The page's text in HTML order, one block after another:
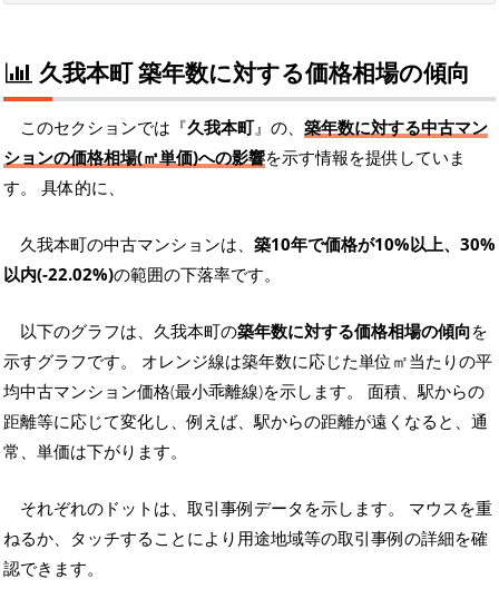
久我本町 築年数に対する価格相場の傾向
このセクションでは『久我本町』の、 築年数に対する中古マン
ションの価格相場(㎡単価)への影響を示す情報を提供していま
す。 具体的に、
久我本町の中古マンションは、 築10年で価格が10%以上、30%
以内(-22.02%)の範囲の下落率です。
以下のグラフは、久我本町の築年数に対する価格相場の傾向を
示すグラフです。 オレンジ線は築年数に応じた単位㎡当たりの平
均中古マンション価格(最小乖離線)を示します。 面積、駅からの
距離等に応じて変化し、例えば、駅からの距離が遠くなると、通
常、単価は下がります。
それぞれのドットは、取引事例データを示します。 マウスを重
ねるか、タッチすることにより用途地域等の取引事例の詳細を確
認できます。